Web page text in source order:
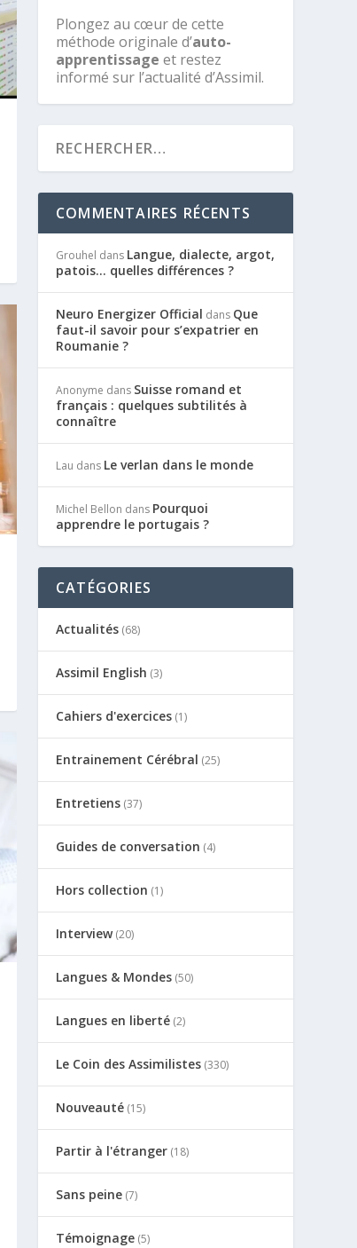
Plongez au cœur de cette
méthode originale d’auto-
apprentissage et restez
informé sur l’actualité d’Assimil.
COMMENTAIRES RÉCENTS
Grouhel dans Langue, dialecte, argot,
patois… quelles différences ?
Neuro Energizer Official dans Que
faut-il savoir pour s’expatrier en
Roumanie ?
Anonyme dans Suisse romand et
français : quelques subtilités à
connaître
Lau dans Le verlan dans le monde
Michel Bellon dans Pourquoi
apprendre le portugais ?
CATÉGORIES
Actualités (68)
Assimil English (3)
Cahiers d'exercices (1)
Entrainement Cérébral (25)
Entretiens (37)
Guides de conversation (4)
Hors collection (1)
Interview(20)
Langues & Mondes (50)
Langues en liberté (2)
Le Coin des Assimilistes (330)
Nouveauté (15)
Partir à l'étranger (18)
Sans peine (7)
Témoignage (5)